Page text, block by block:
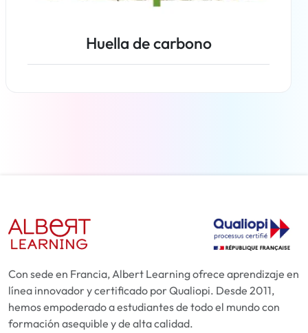
Huella de carbono
Con sede en Francia, Albert Learning ofrece aprendizaje en
línea innovador y certificado por Qualiopi. Desde 2011,
hemos empoderado a estudiantes de todo el mundo con
formación asequible y de alta calidad.